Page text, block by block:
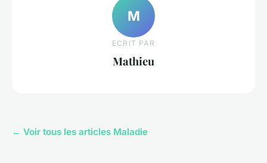
M
ECRIT PAR
Mathieu
← Voir tous les articles Maladie